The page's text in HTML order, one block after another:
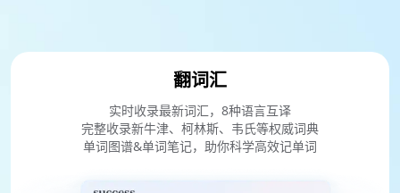
翻词汇
实时收录最新词汇，8种语言互译
完整收录新牛津、柯林斯、韦氏等权威词典
单词图谱&单词笔记，助你科学高效记单词